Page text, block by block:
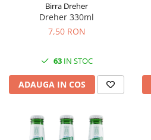
Birra Dreher
Dreher 330ml
7,50 RON
63IN STOC
ADAUGA IN COS